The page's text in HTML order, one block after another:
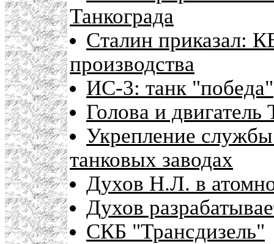
Танкограда
Сталин приказал:
производства
ИС-3: танк "победа"
Голова и двигатель
Укрепление службы
танковых заводах
Духов Н.Л. в
Духов
СКБ "Трансдизель"